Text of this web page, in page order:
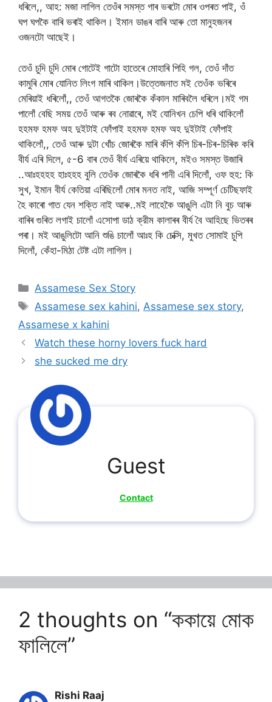
ধৰিলে,, আহ: মজা লাগিল তেওঁৰ সমস্ত গাৰ ভৰটো মোৰ ওপৰত পাই, ওঁ
ঘপ ঘপকৈ বাৰি ভৰাই থাকিল। ইমান ডাঙৰ বাৰি আৰু তো মানুহজনৰ
ওজনটো আছেই।
তেওঁ চুদি চুদি মোৰ গোটেই গাটো হাতেৰে মোহাৰি পিহি গল, তেওঁ দাঁত
কামুৰি মোৰ যোনিত লিংগ মাৰি থাকিল।উত্তেজনাত মই তেওঁক ভৰিৰে
মেৰিয়াই ধৰিলোঁ,, তেওঁ আগতকৈ জোৰকৈ কঁকাল মাৰিবলৈ ধৰিলে।মই গম
পালোঁ বেছি সময় তেওঁ আৰু ৰব নোৱাৰে, মই যোনিখন চেপি ধৰি থাকিলোঁ
হহমফ হমফ অহ দুইটাই ফোঁপাই হহমফ হমফ অহ দুইটাই ফোঁপাই
থাকিলোঁ,, তেওঁ আৰু দুটা খোঁচ জোৰকৈ মাৰি কঁপি কঁপি চিৰ-চিৰ-চিৰিক কৰি
বীৰ্য এৰি দিলে, ৫-6 বাৰ তেওঁ বীৰ্য এৰিয়ে থাকিলে, মইও সমস্ত উজাৰি
..আঃহহহহ হাঃহহহ বুলি তেওঁক জোৰকৈ ধৰি পানী এৰি দিলোঁ, ওফ হুহ: কি
সুখ, ইমান বীর্য কেতিয়া এৰিছিলোঁ মোৰ মনত নাই, আজি সম্পূর্ণ চেটিছফাই
হৈ কাৰো গাত যেন শক্তি নাই আৰু..মই লাহেকৈ আঙুলি এটা নি বুচ আৰু
বাৰিৰ গুৰিত লগাই চালোঁ এসোপা ডাঠ ক্রীম কালাৰৰ বীৰ্য বৈ আহিছে ভিতৰৰ
পৰা। মই আঙুলিটো আনি শুঙি চালোঁ আঃহ কি চেক্সি, মুখত সোমাই চুপি
দিলোঁ, কেঁহা-মিঠা টেষ্ট এটা লাগিল।
Categories
Assamese Sex Story
Tags
Assamese sex kahini, Assamese sex story,
Assamese x kahini
Watch these horny lovers fuck hard
she sucked me dry
Guest
Contact
2 thoughts on “ককায়ে মোক
ফালিলে”
Rishi Raaj